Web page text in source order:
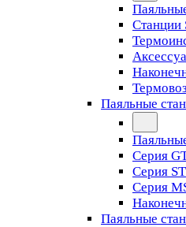
Станции
Паяльные
Серия
Серия ST
Серия
Паяльные